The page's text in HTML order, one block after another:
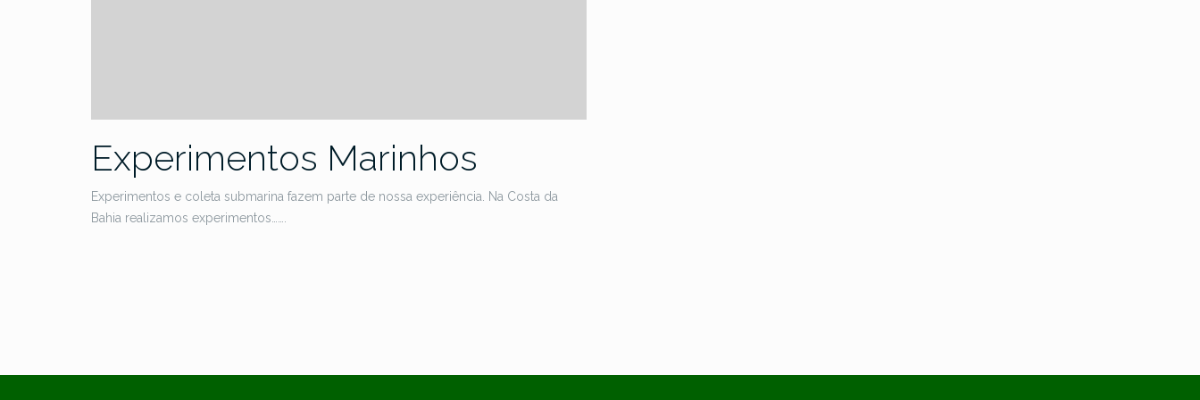
Experimentos Marinhos
Experimentos e coleta submarina fazem parte de nossa experiência. Na Costa da
Bahia realizamos experimentos…….